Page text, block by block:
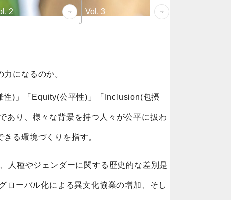
2 Vol. 3
力になるのか。
)」「Equity(公平性)」「Inclusion(包摂
あり、様々な背景を持つ人々が公平に扱わ
る環境づくりを指す。
人種やジェンダーに関する歴史的な差別是
ローバル化による異文化協業の増加、そし